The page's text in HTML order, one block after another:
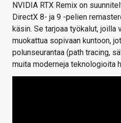
NVIDIA RTX Remix on
DirectX 8- ja 9 -pelien
käsin. Se tarjoaa työkalut, joilla
muokattua sopivaan kuntoon,
polunseurantaa (path tracing,
muita moderneja teknologioita